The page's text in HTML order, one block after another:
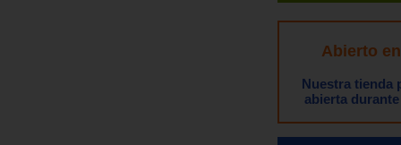
Abierto
Nuestra tienda
abierta